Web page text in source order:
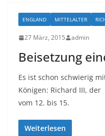
ENGLAND MITTELALTER
27 März, 2015 admin
Beisetzung
Es ist schon schwierig
Königen: Richard III,
vom 12. bis 15.
Weiterlesen